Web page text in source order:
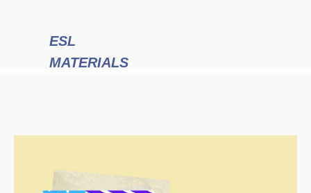
ESL
MATERIALS